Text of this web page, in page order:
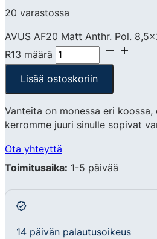
20 varastossa
AVUS AF20 Matt Anthr. Pol.
R13 määrä
Lisää ostoskoriin
Vanteita on monessa eri
kerromme juuri sinulle sopivat
Ota yhteyttä
Toimitusaika: 1-5 päivää
14 päivän palautusoikeus